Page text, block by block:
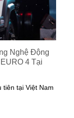
Nghệ Động
4 Tại
tiên tại Việt Nam